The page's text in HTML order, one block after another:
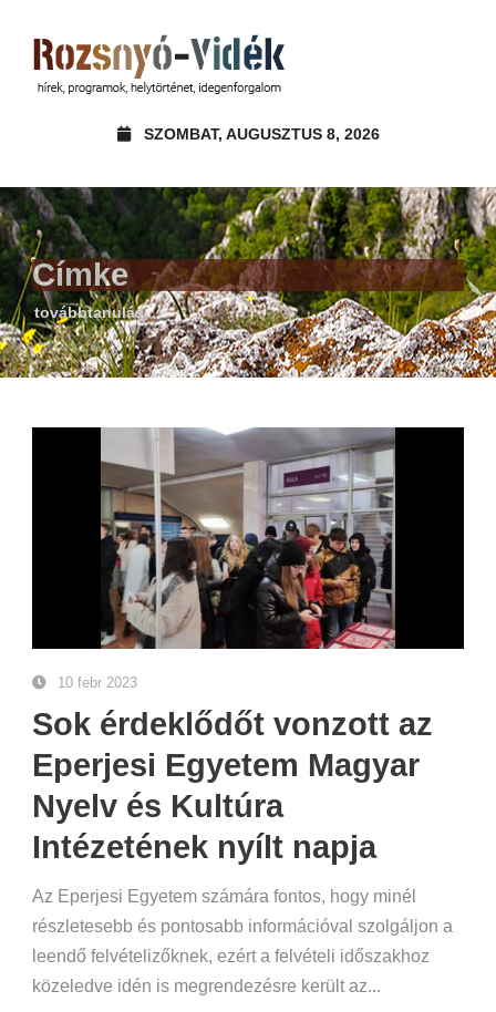
SZOMBAT, AUGUSZTUS 8, 2026
Címke
továbbtanulás
10 febr 2023
Sok érdeklődőt vonzott az
Eperjesi Egyetem Magyar
Nyelv és Kultúra
Intézetének nyílt napja
Az Eperjesi Egyetem számára fontos, hogy minél
részletesebb és pontosabb információval szolgáljon a
leendő felvételizőknek, ezért a felvételi időszakhoz
közeledve idén is megrendezésre került az...